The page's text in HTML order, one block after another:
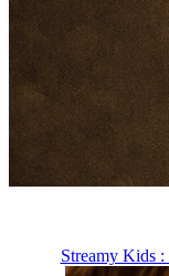
Streamy Kids :